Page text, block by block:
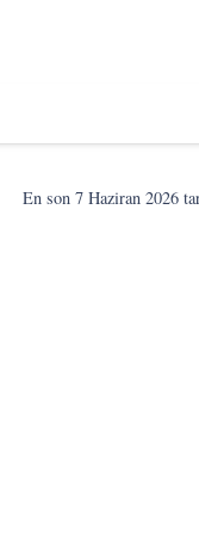
En son7 Haziran 2026